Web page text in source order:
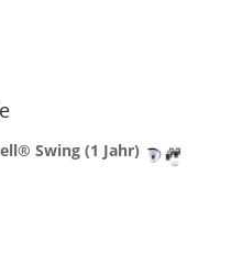
Swing (1 Jahr)